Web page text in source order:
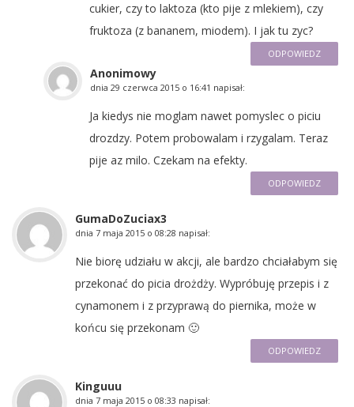
cukier, czy to laktoza (kto pije z mlekiem), czy
fruktoza (z bananem, miodem). I jak tu zyc?
ODPOWIEDZ
Anonimowy
dnia 29 czerwca 2015 o 16:41 napisał:
Ja kiedys nie moglam nawet pomyslec o piciu
drozdzy. Potem probowalam i rzygalam. Teraz
pije az milo. Czekam na efekty.
ODPOWIEDZ
GumaDoZuciax3
dnia 7 maja 2015 o 08:28 napisał:
Nie biorę udziału w akcji, ale bardzo chciałabym się
przekonać do picia drożdży. Wypróbuję przepis i z
cynamonem i z przyprawą do piernika, może w
końcu się przekonam 🙂
ODPOWIEDZ
Kinguuu
dnia 7 maja 2015 o 08:33 napisał: